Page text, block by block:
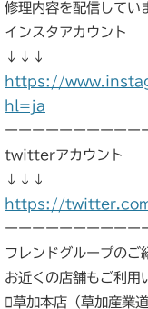
修理内容を配信してい
インスタアカウント
↓↓↓
https://
hl=ja
ーーーーーーーーーー
twitterアカウント
↓↓↓
https://
ーーーーーーーーーー
フレンドグループのご
お近くの店舗もご利用
草加本店（草加産業道